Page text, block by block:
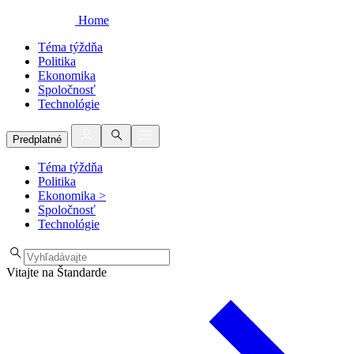
Home
Téma týždňa
Politika
Ekonomika
Spoločnosť
Technológie
Predplatné
Téma týždňa
Politika
Ekonomika >
Spoločnosť
Technológie
Vitajte na Štandarde